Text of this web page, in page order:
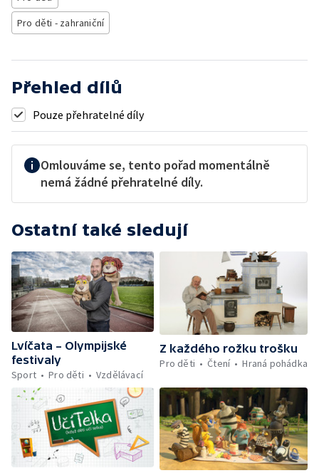
Pro děti - zahraniční
Přehled dílů
Pouze přehratelné díly
Omlouváme se, tento pořad momentálně
nemá žádné přehratelné díly.
Ostatní také sledují
Lvíčata – Olympijské
festivaly
Sport
Pro děti Vzdělávací
Z každého rožku trošku
Pro děti
Čtení Hraná pohádka